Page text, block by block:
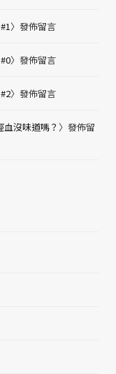
〉發佈留言
〉發佈留言
〉發佈留言
沒味道嗎？ 〉發佈留